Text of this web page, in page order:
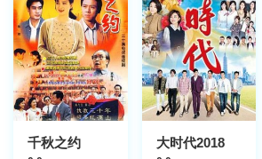
耶,田口浩正,原
日出子,石桥莲
司,余贵美子
千秋之约 大时代2018